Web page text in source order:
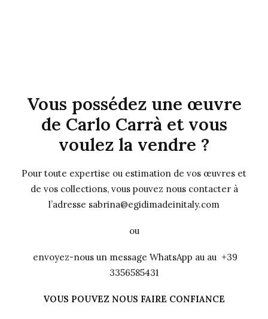
Vous possédez une œuvre
de Carlo Carrà et vous
voulez la vendre ?
Pour toute expertise ou estimation de vos œuvres et
de vos collections, vous pouvez nous contacter à
l’adresse sabrina@egidimadeinitaly.com
ou
envoyez-nous un message WhatsApp au au +39
3356585431
VOUS POUVEZ NOUS FAIRE CONFIANCE